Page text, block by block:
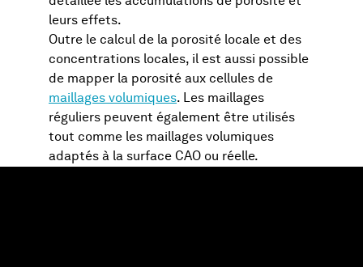
leurs effets.
Outre le calcul de la porosité locale et des
concentrations locales, il est aussi possible
de mapper la porosité aux cellules de
maillages volumiques. Les maillages
réguliers peuvent également être utilisés
tout comme les maillages volumiques
adaptés à la surface CAO ou réelle.